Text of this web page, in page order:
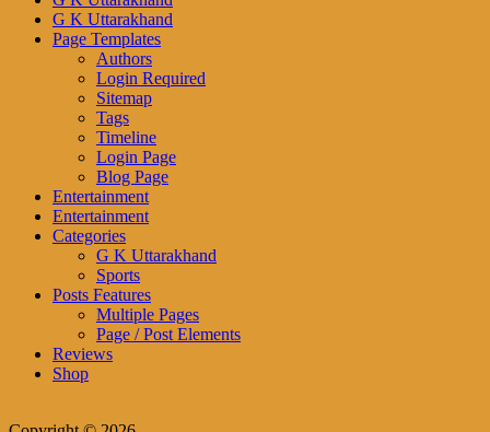
G K Uttarakhand
Page Templates
Authors
Login Required
Sitemap
Tags
Timeline
Login Page
Blog Page
Entertainment
Entertainment
Categories
G K Uttarakhand
Sports
Posts Features
Multiple Pages
Page / Post Elements
Reviews
Shop